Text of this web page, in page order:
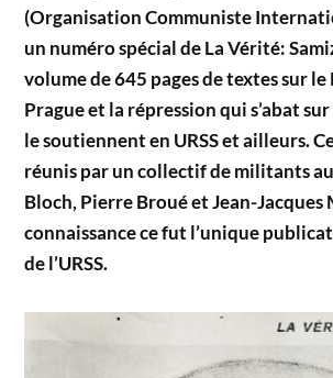
(Organisation Communiste
un numéro spécial de La Vérité:
volume de 645 pages de textes sur
Prague et la répression qui s’abat
le soutiennent en URSS et ailleurs.
réunis par un collectif de militants
Bloch, Pierre Broué et Jean-
connaissance ce fut l’unique
de l’URSS.